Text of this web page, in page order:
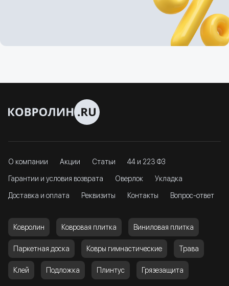
О компании Акции Статьи 44 и 223 ФЗ
Гарантии и условия возврата Оверлок Укладка
Доставка и оплата Реквизиты Контакты Вопрос-ответ
Ковролин Ковровая плитка Виниловая плитка
Паркетная доска Ковры гимнастические Трава
Клей Подложка Плинтус Грязезащита